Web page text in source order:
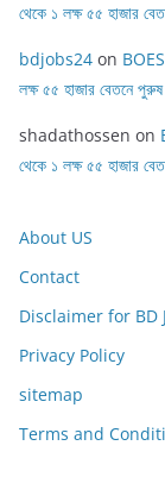
থেকে ১ লক্ষ ৫৫ হাজার
bdjobs24 on
লক্ষ ৫৫ হাজার বেতনে পুরুষ
shadathossen on
থেকে ১ লক্ষ ৫৫ হাজার
About US
Contact
Disclaimer for BD
Privacy Policy
sitemap
Terms and